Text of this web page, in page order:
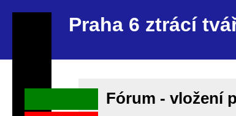
Praha 6 ztrácí
Fórum - vložení